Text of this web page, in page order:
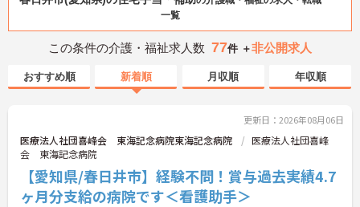
一覧
この条件の介護・福祉求人数 77件 ＋非公開求人
おすすめ順 新着順 月収順 年収順
更新日：2026年08月06日
医療法人社団喜峰会 東海記念病院東海記念病院
医療法人社団喜峰
会 東海記念病院
【愛知県/春日井市】経験不問！賞与過去実績4.7
ヶ月分支給の病院です＜看護助手＞